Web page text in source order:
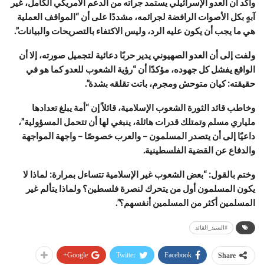
وأكد أن العدو الإسرائيلي يستمد جرأته من الدعم الأمريكي الكامل، غير
آبهٍ بكل الأصوات الرافضة لجرائمه، مشددًا على أن “المواقف العملية
هي ما يجب أن يكون عليه الرد، وليس الاكتفاء بالتصريحات والبيانات”.
ولفت إلى أن العدو الصهيوني يدير حربًا دعائية لتجميل صورته، إلا أن
الواقع يفشل كل جهوده، مؤكدًا أن “رؤية الشعوب للعدو كما هو في
حقيقته: كيان متوحش ومجرم، باتت تقلقه بشدة”.
وخاطب قائد الثورة الشعوب الإسلامية، قائلاً إن “أمة يبلغ تعدادها
ملياري مسلم وتمتلك قدرات هائلة، ينبغي لها أن تتحمل المسؤولية”،
داعيًا إلى أن يتصدر المسلمون – والعرب خصوصًا – واجهة المواجهة
والدفاع عن القضية الفلسطينية.
وختم بالقول: “بعض الشعوب غير الإسلامية تتساءل بمرارة: لماذا لا
يكون المسلمون أول من يتحرك لنصرة فلسطين؟ ولماذا يتألم غير
المسلمين أكثر من المسلمين أنفسهم؟”.
#السيد_القائد
Share
Facebook
Twitter
Google+